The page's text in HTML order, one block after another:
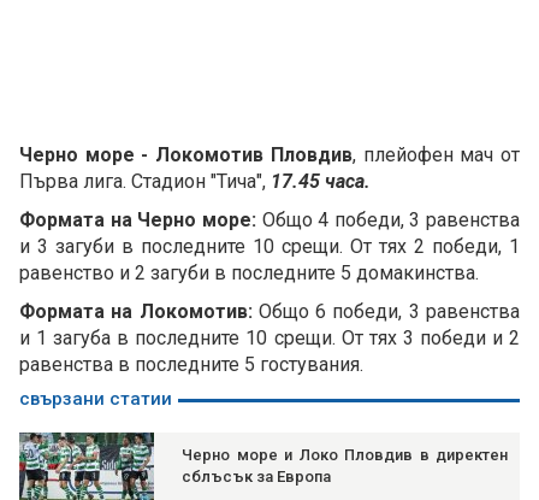
Черно море - Локомотив Пловдив, плейофен мач от
Първа лига. Стадион "Тича", 17.45 часа.
Формата на Черно море: Общо 4 победи, 3 равенства
и 3 загуби в последните 10 срещи. От тях 2 победи, 1
равенство и 2 загуби в последните 5 домакинства.
Формата на Локомотив: Общо 6 победи, 3 равенства
и 1 загуба в последните 10 срещи. От тях 3 победи и 2
равенства в последните 5 гостувания.
свързани статии
Черно море и Локо Пловдив в директен
сблъсък за Европа